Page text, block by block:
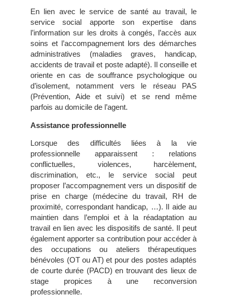
En lien avec le service de santé au travail, le
service social apporte son expertise dans
l’information sur les droits à congés, l’accès aux
soins et l’accompagnement lors des démarches
administratives (maladies graves, handicap,
accidents de travail et poste adapté). Il conseille et
oriente en cas de souffrance psychologique ou
d’isolement, notamment vers le réseau PAS
(Prévention, Aide et suivi) et se rend même
parfois au domicile de l’agent.
Assistance professionnelle
Lorsque des difficultés liées à la vie
professionnelle apparaissent : relations
conflictuelles, violences, harcèlement,
discrimination, etc., le service social peut
proposer l’accompagnement vers un dispositif de
prise en charge (médecine du travail, RH de
proximité, correspondant handicap, …). Il aide au
maintien dans l’emploi et à la réadaptation au
travail en lien avec les dispositifs de santé. Il peut
également apporter sa contribution pour accéder à
des occupations ou ateliers thérapeutiques
bénévoles (OT ou AT) et pour des postes adaptés
de courte durée (PACD) en trouvant des lieux de
stage propices à une reconversion
professionnelle.